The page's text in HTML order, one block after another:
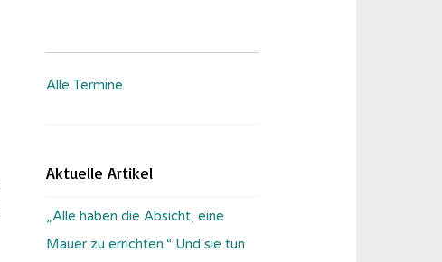
Alle Termine
Aktuelle Artikel
„Alle haben die Absicht, eine
Mauer zu errichten.“ Und sie tun